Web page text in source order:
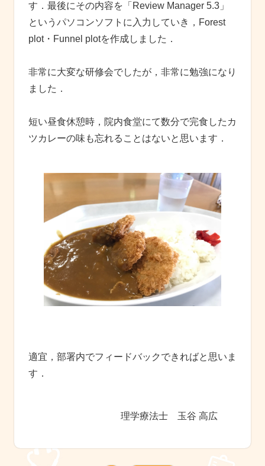
す．最後にその内容を「Review Manager 5.3」
というパソコンソフトに入力していき，Forest
plot・Funnel plotを作成しました．
非常に大変な研修会でしたが，非常に勉強になり
ました．
短い昼食休憩時，院内食堂にて数分で完食したカ
ツカレーの味も忘れることはないと思います．
適宜，部署内でフィードバックできればと思いま
す．
理学療法士 玉谷 高広